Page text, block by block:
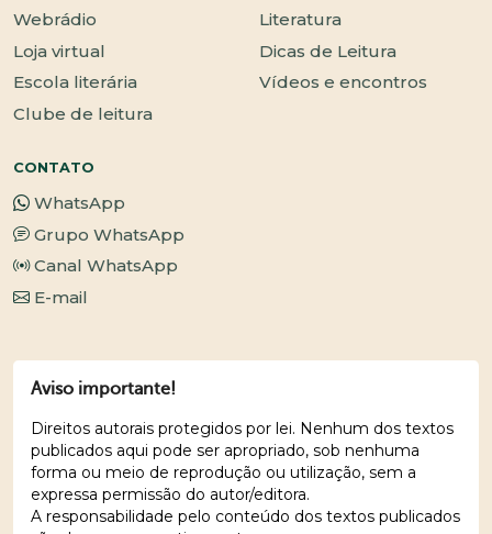
Webrádio
Loja virtual
Escola literária
Clube de leitura
Literatura
Dicas de Leitura
Vídeos e encontros
CONTATO
WhatsApp
Grupo WhatsApp
Canal WhatsApp
E-mail
Aviso importante!
Direitos autorais protegidos por lei. Nenhum dos textos
publicados aqui pode ser apropriado, sob nenhuma
forma ou meio de reprodução ou utilização, sem a
expressa permissão do autor/editora.
A responsabilidade pelo conteúdo dos textos publicados